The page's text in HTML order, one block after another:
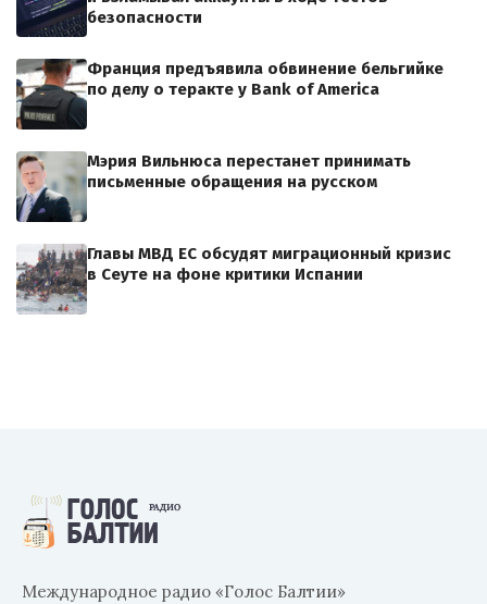
безопасности
Франция предъявила обвинение бельгийке
по делу о теракте у Bank of America
Мэрия Вильнюса перестанет принимать
письменные обращения на русском
Главы МВД ЕС обсудят миграционный кризис
в Сеуте на фоне критики Испании
Международное радио «Голос Балтии»